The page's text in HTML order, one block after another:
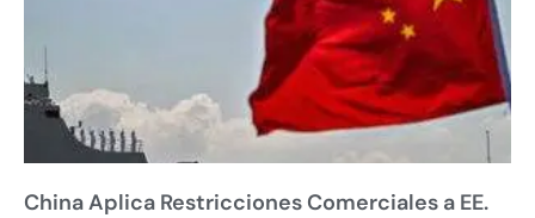
China Aplica Restricciones Comerciales a EE.